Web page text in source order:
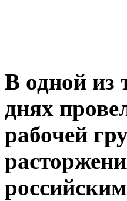
В одной из
днях
рабочей